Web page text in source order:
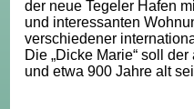
der neue Tegeler Hafen
und interessanten
verschiedener
Die „Dicke Marie“ soll
und etwa 900 Jahre alt